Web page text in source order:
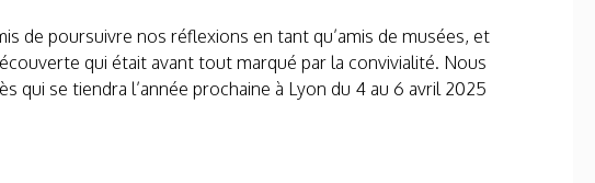
de poursuivre nos réflexions en tant qu’amis de musées, et
qui était avant tout marqué par la convivialité. Nous
qui se tiendra l’année prochaine à Lyon du 4 au 6 avril 2025